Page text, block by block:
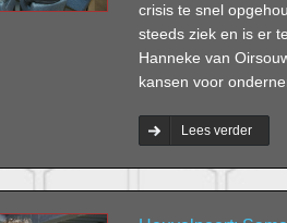
crisis te snel
steeds ziek en is er
Hanneke van
kansen voor
Lees verder